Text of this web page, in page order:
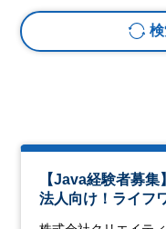
【Java経験者募
法人向け！ライフ